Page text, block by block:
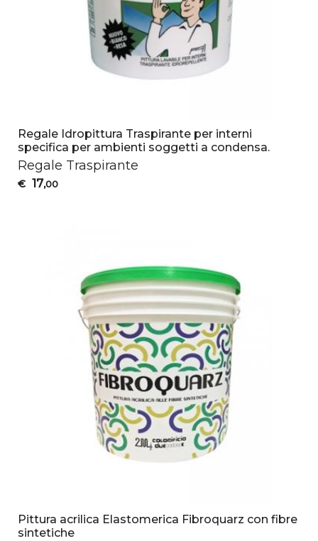
Regale Idropittura Traspirante per interni
specifica per ambienti soggetti a condensa.
Regale Traspirante
€ 17,00
Pittura acrilica Elastomerica Fibroquarz con fibre
sintetiche